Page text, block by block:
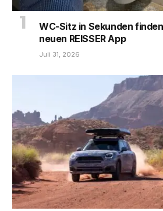
WC-Sitz in Sekunden
neuen REISSER App
Juli 31, 2026